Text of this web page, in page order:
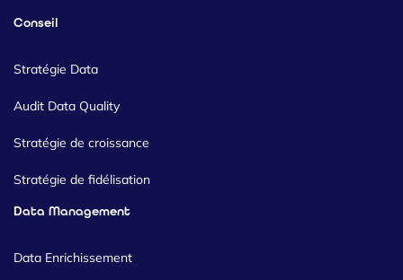
Conseil
Stratégie Data
Audit Data Quality
Stratégie de croissance
Stratégie de fidélisation
Data Management
Data Enrichissement